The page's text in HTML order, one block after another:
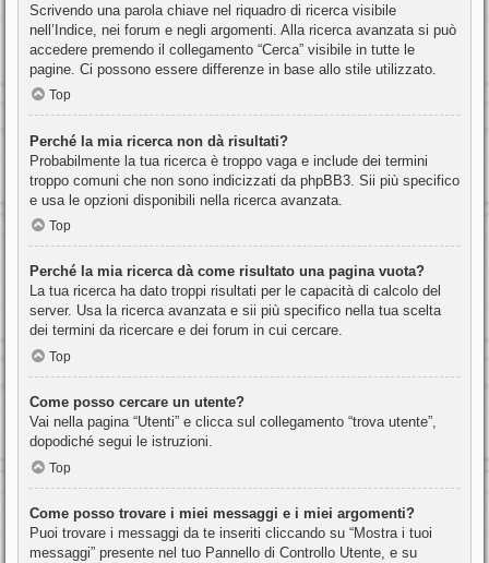
Scrivendo una parola chiave nel riquadro di ricerca visibile
nell’Indice, nei forum e negli argomenti. Alla ricerca avanzata si può
accedere premendo il collegamento “Cerca” visibile in tutte le
pagine. Ci possono essere differenze in base allo stile utilizzato.
Top
Perché la mia ricerca non dà risultati?
Probabilmente la tua ricerca è troppo vaga e include dei termini
troppo comuni che non sono indicizzati da phpBB3. Sii più specifico
e usa le opzioni disponibili nella ricerca avanzata.
Top
Perché la mia ricerca dà come risultato una pagina vuota?
La tua ricerca ha dato troppi risultati per le capacità di calcolo del
server. Usa la ricerca avanzata e sii più specifico nella tua scelta
dei termini da ricercare e dei forum in cui cercare.
Top
Come posso cercare un utente?
Vai nella pagina “Utenti” e clicca sul collegamento “trova utente”,
dopodiché segui le istruzioni.
Top
Come posso trovare i miei messaggi e i miei argomenti?
Puoi trovare i messaggi da te inseriti cliccando su “Mostra i tuoi
messaggi” presente nel tuo Pannello di Controllo Utente, e su